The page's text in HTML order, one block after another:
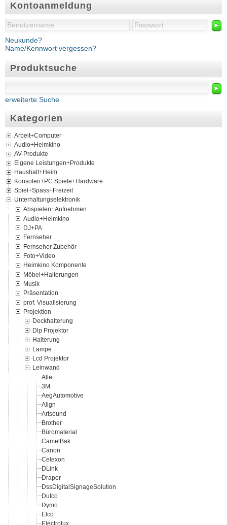
Kontoanmeldung
►
Neukunde?
Name/Kennwort vergessen?
Produktsuche
►
erweiterte Suche
Kategorien
Arbeit+Computer
Audio+Heimkino
AV-Produkte
Eigene Leistungen+Produkte
Haushalt+Heim
Konsolen+PC Spiele+Hardware
Spiel+Spass+Freizeit
Unterhaltungselektronik
Abspielen+Aufnehmen
Audio+Heimkino
DJ+PA
Fernseher
Fernseher Zubehör
Foto+Video
Heimkino Komponente
Möbel+Halterungen
Musik
Präsentation
prof. Visualisierung
Projektion
Deckhalterung
Dlp Projektor
Halterung
Lampe
Lcd Projektor
Leinwand
Alle
3M
AegAutomotive
Align
Artsound
Brother
Büromaterial
CamelBak
Canon
Celexon
DLink
Draper
DssDigitalSignageSolution
Dufco
Dymo
Elco
Electrolux